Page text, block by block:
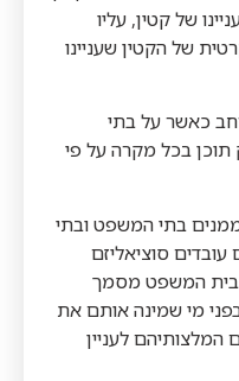
של קטין, עליו
של הקטין שעניינו
כאשר על בתי
תוכן בכל מקרה על פי
בתי המשפט ובתי
סוציאליזם
בית המשפט מסמך
מי שמינה אותם את
לעניין